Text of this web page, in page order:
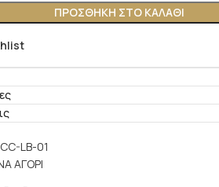
ΠΡΟΣΘΉΚΗ ΣΤΟ ΚΑΛΆΘΙ
CC-LB-01
ΑΓΟΡΙ